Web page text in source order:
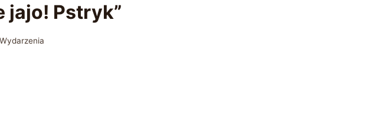
jajo! Pstryk”
Wydarzenia